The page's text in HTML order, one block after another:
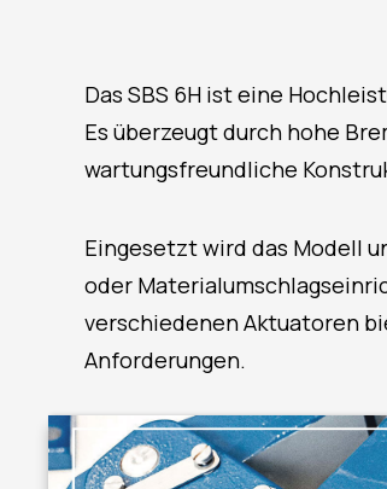
Das SBS 6H ist eine
Es überzeugt durch hohe
wartungsfreundliche
Eingesetzt wird das Modell
oder
verschiedenen Aktuatoren
Anforderungen.